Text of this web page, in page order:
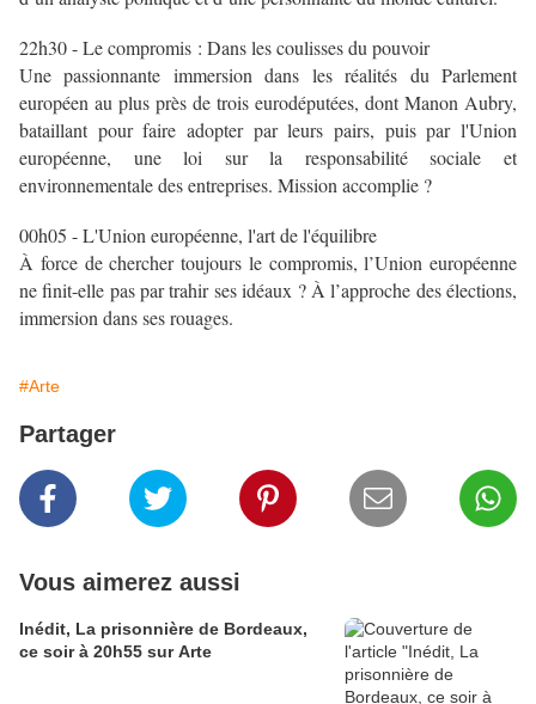
22h30 - Le compromis : Dans les coulisses du pouvoir
Une passionnante immersion dans les réalités du Parlement
européen au plus près de trois eurodéputées, dont Manon Aubry,
bataillant pour faire adopter par leurs pairs, puis par l'Union
européenne, une loi sur la responsabilité sociale et
environnementale des entreprises. Mission accomplie ?
00h05 - L'Union européenne, l'art de l'équilibre
À force de chercher toujours le compromis, l’Union européenne
ne finit-elle pas par trahir ses idéaux ? À l’approche des élections,
immersion dans ses rouages.
#Arte
Partager
Vous aimerez aussi
Inédit, La prisonnière de Bordeaux,
ce soir à 20h55 sur Arte